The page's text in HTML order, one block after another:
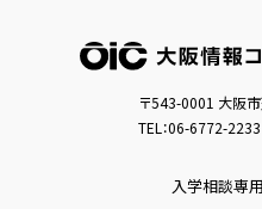
〒543-0001 大阪
TEL：06-6772-2233
入学相談専